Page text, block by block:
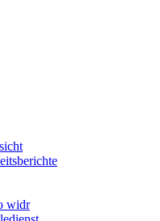
widr